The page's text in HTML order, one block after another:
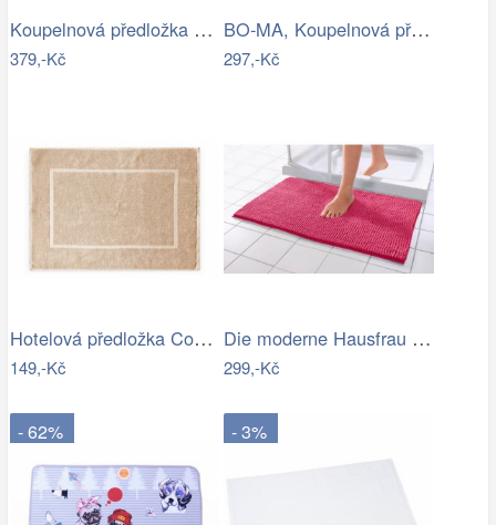
Koupelnová předložka Optima 60x90 cm…
379,-Kč
BO-MA, Koupelnová předložka Rabbit New…
297,-Kč
Hotelová předložka Comfort krémová 750g…
149,-Kč
Die moderne Hausfrau Koupelnová…
299,-Kč
- 62% - 3%